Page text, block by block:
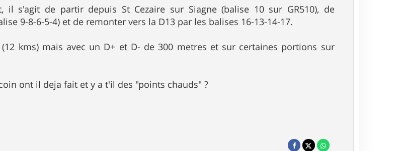
il s'agit de partir depuis St Cezaire sur Siagne (balise 10 sur GR510), de
9-8-6-5-4) et de remonter vers la D13 par les balises 16-13-14-17.
kms) mais avec un D+ et D- de 300 metres et sur certaines portions sur
ont il deja fait et y a t'il des "points chauds" ?